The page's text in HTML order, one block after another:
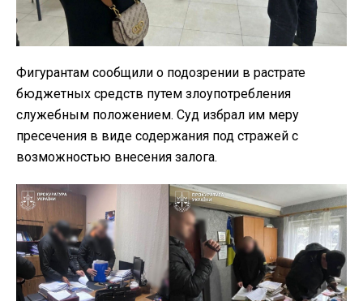
Фигурантам сообщили о подозрении в растрате
бюджетных средств путем злоупотребления
служебным положением. Суд избрал им меру
пресечения в виде содержания под стражей с
возможностью внесения залога.